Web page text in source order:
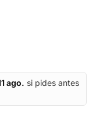
ago. si pides antes